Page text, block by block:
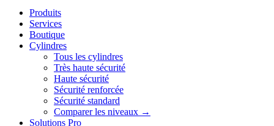
Produits
Services
Boutique
Cylindres
Tous les cylindres
Très haute sécurité
Haute sécurité
Sécurité renforcée
Sécurité standard
Comparer les niveaux →
Solutions Pro